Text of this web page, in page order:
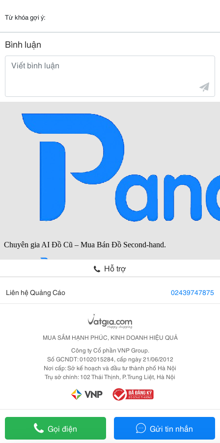
Từ khóa gợi ý:
Bình luận
Gọi điện Gửi tin nhắn
Hỗ trợ
Liên hệ Quảng Cáo 02439747875
MUA SẮM HẠNH PHÚC, KINH DOANH HIỆU QUẢ
Công ty Cổ phần VNP Group.
Số GCNDT: 0102015284, cấp ngày 21/06/2012
Nơi cấp: Sở kế hoạch và đầu tư thành phố Hà Nội
Trụ sở chính: 102 Thái Thịnh, P. Trung Liệt, Hà Nội